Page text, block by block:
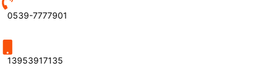
0539-7777901
13953917135